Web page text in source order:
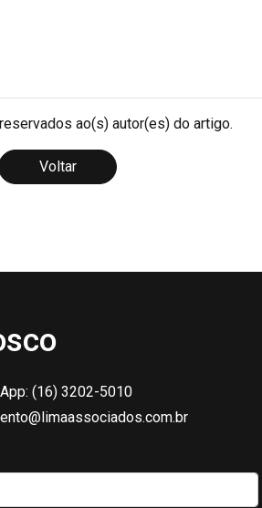
ao(s) autor(es) do artigo.
Voltar
(16) 3202-5010